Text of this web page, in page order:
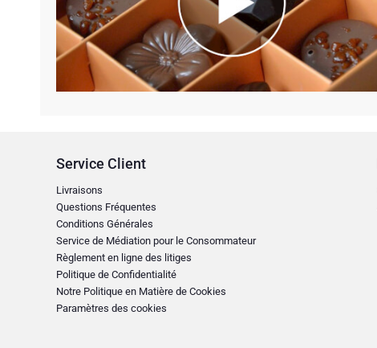
Service Client
Livraisons
Questions Fréquentes
Conditions Générales
Service de Médiation pour le Consommateur
Règlement en ligne des litiges
Politique de Confidentialité
Notre Politique en Matière de Cookies
Paramètres des cookies